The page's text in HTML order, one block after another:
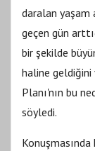
daralan yaşam
geçen gün
bir şekilde
haline geldiğini
Planı'nın bu
söyledi.